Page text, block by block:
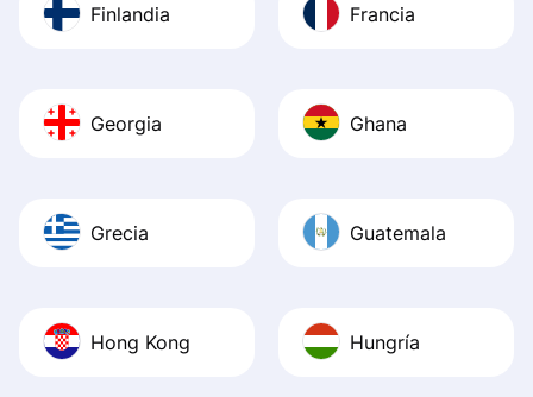
Finlandia Francia
Georgia Ghana
Grecia Guatemala
Hong Kong Hungría